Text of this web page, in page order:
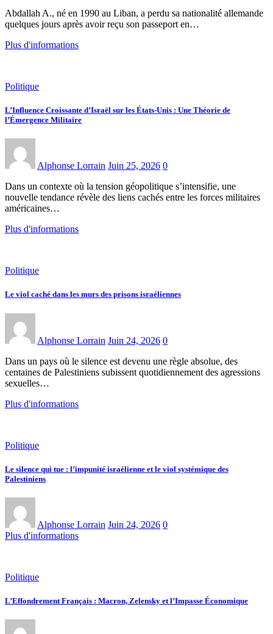
Abdallah A., né en 1990 au Liban, a perdu sa nationalité allemande
quelques jours après avoir reçu son passeport en…
Plus d'informations
Politique
L’Influence Croissante d’Israël sur les États-Unis : Une Théorie de
l’Émergence Militaire
Alphonse Lorrain Juin 25, 2026 0
Dans un contexte où la tension géopolitique s’intensifie, une
nouvelle tendance révèle des liens cachés entre les forces militaires
américaines…
Plus d'informations
Politique
Le viol caché dans les murs des prisons israéliennes
Alphonse Lorrain Juin 24, 2026 0
Dans un pays où le silence est devenu une règle absolue, des
centaines de Palestiniens subissent quotidiennement des agressions
sexuelles…
Plus d'informations
Politique
Le silence qui tue : l’impunité israélienne et le viol systémique des
Palestiniens
Alphonse Lorrain Juin 24, 2026 0
Plus d'informations
Politique
L’Effondrement Français : Macron, Zelensky et l’Impasse Économique